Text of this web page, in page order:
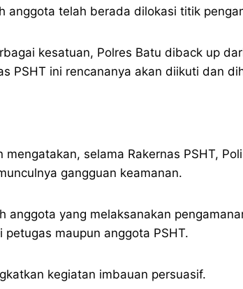
anggota telah berada dilokasi titik
kesatuan, Polres Batu diback up
PSHT ini rencananya akan diikuti dan
mengatakan, selama Rakernas PSHT,
gangguan keamanan.
anggota yang melaksanakan
maupun anggota PSHT.
kegiatan imbauan persuasif.